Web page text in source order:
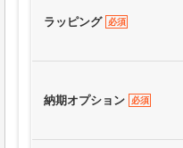
ラッピング 必須
納期オプション 必須